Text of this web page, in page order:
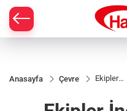
Anasayfa Çevre
Ekipler
İçin